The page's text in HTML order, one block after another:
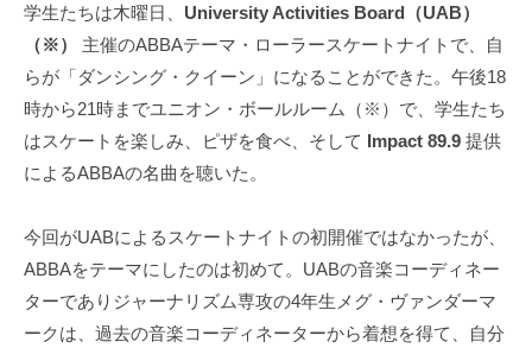
i
g
a
s
h
m
a
の
コ
メ
ン
ト
学生たちは木曜日、 University Activities Board（UAB）
（※）
主催のABBAテーマ・ローラースケートナイトで、自
らが「ダンシング・クイーン」になることができた。午後18
時から21時までユニオン・ボールルーム（※）で、学生たち
はスケートを楽しみ、ピザを食べ、そして Impact 89.9 提供
によるABBAの名曲を聴いた。
今回がUABによるスケートナイトの初開催ではなかったが、
ABBAをテーマにしたのは初めて。UABの音楽コーディネー
ターでありジャーナリズム専攻の4年生メグ・ヴァンダーマ
ークは、過去の音楽コーディネーターから着想を得て、自分